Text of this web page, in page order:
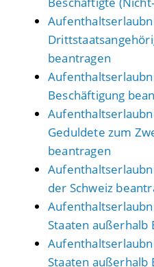
beantragen
Beschäftigung
Geduldete zum
beantragen
der Schweiz
Staaten außerhalb
Staaten außerhalb